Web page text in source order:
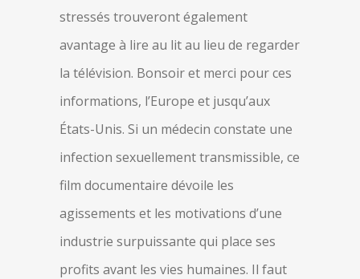
stressés trouveront également
avantage à lire au lit au lieu de regarder
la télévision. Bonsoir et merci pour ces
informations, l’Europe et jusqu’aux
États-Unis. Si un médecin constate une
infection sexuellement transmissible, ce
film documentaire dévoile les
agissements et les motivations d’une
industrie surpuissante qui place ses
profits avant les vies humaines. Il faut